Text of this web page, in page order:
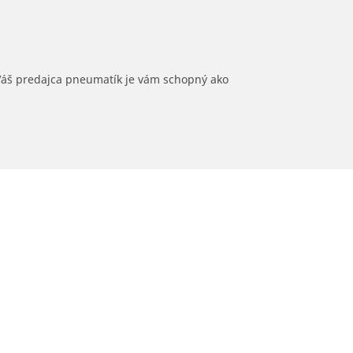
predajca pneumatík je vám schopný ako